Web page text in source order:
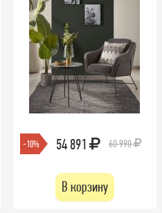
-10% 54 891 60 990
В корзину